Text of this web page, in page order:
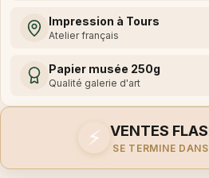
Impression à Tours
Atelier français
Papier musée 250g
Qualité galerie d'art
⚡ VENTES
SE TERMINE DANS